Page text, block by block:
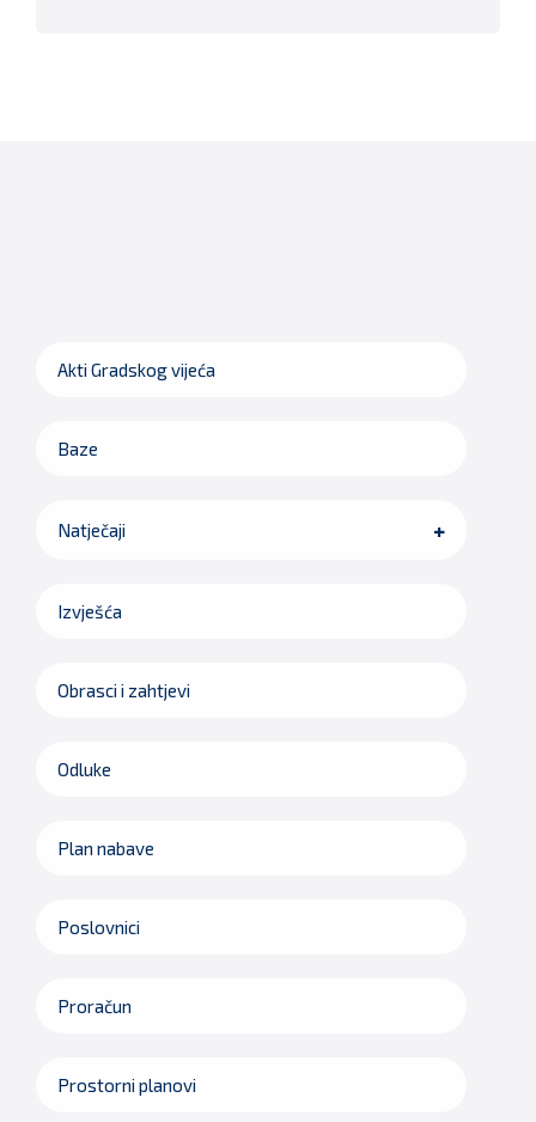
Akti Gradskog vijeća
Baze
Natječaji
Izvješća
Obrasci i zahtjevi
Odluke
Plan nabave
Poslovnici
Proračun
Prostorni planovi